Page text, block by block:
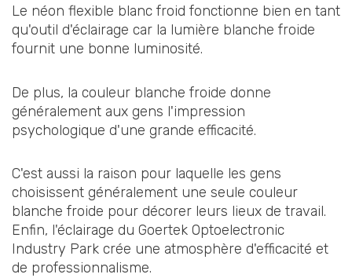
Le néon flexible blanc froid fonctionne bien en tant
qu'outil d'éclairage car la lumière blanche froide
fournit une bonne luminosité.
De plus, la couleur blanche froide donne
généralement aux gens l'impression
psychologique d'une grande efficacité.
C'est aussi la raison pour laquelle les gens
choisissent généralement une seule couleur
blanche froide pour décorer leurs lieux de travail.
Enfin, l'éclairage du Goertek Optoelectronic
Industry Park crée une atmosphère d'efficacité et
de professionnalisme.